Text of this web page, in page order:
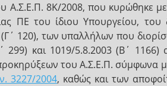
Α.Σ.Ε.Π. 8Κ/2008, που κυρώθηκε
ΠΕ του ίδιου Υπουργείου,
120), των υπαλλήλων που
299) και 1019/5.8.2003 (Β΄
του Α.Σ.Ε.Π. σύμφωνα
3227/2004, καθώς και των